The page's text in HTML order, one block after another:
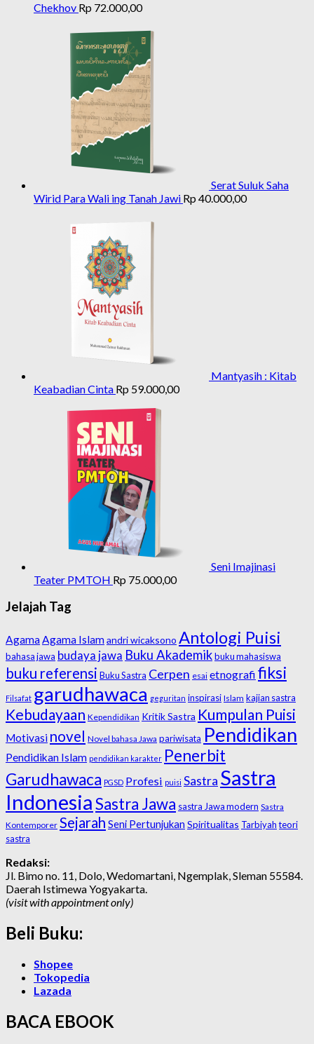
Chekhov Rp 72.000,00
Serat Suluk Saha
Wirid Para Wali ing Tanah Jawi Rp 40.000,00
Mantyasih : Kitab
Keabadian Cinta Rp 59.000,00
Seni Imajinasi
Teater PMTOH Rp 75.000,00
Jelajah Tag
AgamaAgama Islamandri wicaksono Antologi Puisi
bahasa jawa budaya jawa Buku Akademikbuku mahasiswa
buku referensi Buku Sastra Cerpen esai etnografi fiksi
Filsafat garudhawaca geguritan inspirasi Islam kajian sastra
Kebudayaan Kependidikan Kritik Sastra Kumpulan Puisi
Motivasi novel Novel bahasa Jawa pariwisata Pendidikan
Pendidikan Islam pendidikan karakter Penerbit
Garudhawaca PGSD Profesi puisi Sastra Sastra
IndonesiaSastra Jawa sastra Jawa modern Sastra
Kontemporer Sejarah Seni Pertunjukan Spiritualitas Tarbiyah teori
sastra
Redaksi:
Jl. Bimo no. 11, Dolo, Wedomartani, Ngemplak, Sleman 55584.
Daerah Istimewa Yogyakarta.
(visit with appointment only)
Beli Buku:
Shopee
Tokopedia
Lazada
BACA EBOOK